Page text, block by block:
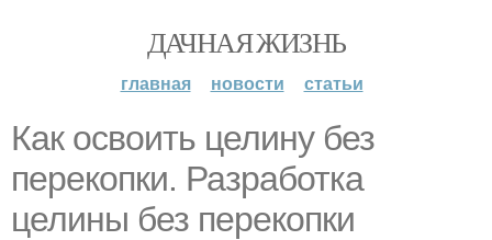
ДАЧНАЯ ЖИЗНЬ
главная новости статьи
Как освоить целину без
перекопки. Разработка
целины без перекопки